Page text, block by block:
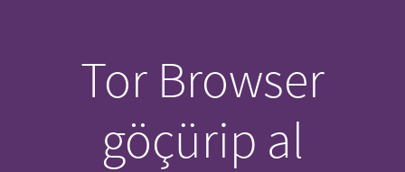
Tor Browser
göçürip al